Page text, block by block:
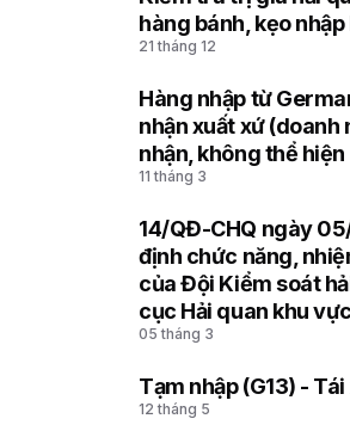
hàng bánh, kẹo nhập
21 tháng 12
Hàng nhập từ
nhận xuất xứ
nhận, không thể hiện
11 tháng 3
14/QĐ-CHQ ngày
định chức năng,
của Đội Kiểm soát
cục Hải quan khu vực
05 tháng 3
Tạm nhập (G13) -
12 tháng 5